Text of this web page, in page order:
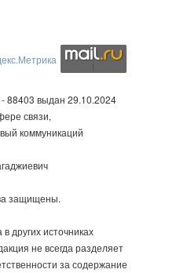
88403 выдан 29.10.2024
связи,
коммуникаций
защищены.
других источниках
не всегда разделяет
за содержание